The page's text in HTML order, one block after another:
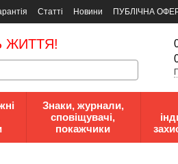
Статті Новини
ПУБЛІЧНА
ЖИТТЯ!
Знаки, журнали,
сповіщувачі,
покажчики